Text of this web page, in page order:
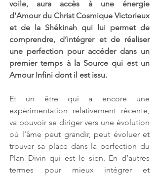
voile, aura accès à une énergie
d’Amour du Christ Cosmique Victorieux
et de la Shékinah qui lui permet de
comprendre, d’intégrer et de réaliser
une perfection pour accéder dans un
premier temps à la Source qui est un
Amour Infini dont il est issu.
Et un être qui a encore une
expérimentation relativement récente,
va pouvoir se diriger vers une évolution
où l’âme peut grandir, peut évoluer et
trouver sa place dans la perfection du
Plan Divin qui est le sien. En d’autres
termes pour mieux intégrer et